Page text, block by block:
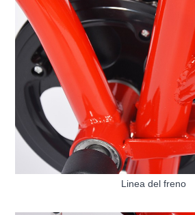
Linea del freno